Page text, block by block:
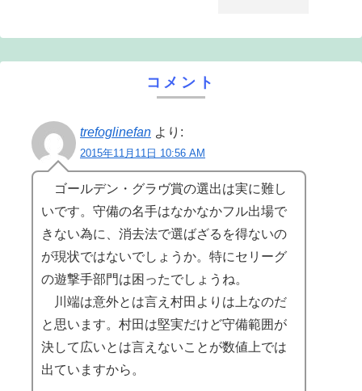
コメント
trefoglinefan より:
2015年11月11日 10:56 AM
ゴールデン・グラヴ賞の選出は実に難し
いです。守備の名手はなかなかフル出場で
きない為に、消去法で選ばざるを得ないの
が現状ではないでしょうか。特にセリーグ
の遊撃手部門は困ったでしょうね。
川端は意外とは言え村田よりは上なのだ
と思います。村田は堅実だけど守備範囲が
決して広いとは言えないことが数値上では
出ていますから。